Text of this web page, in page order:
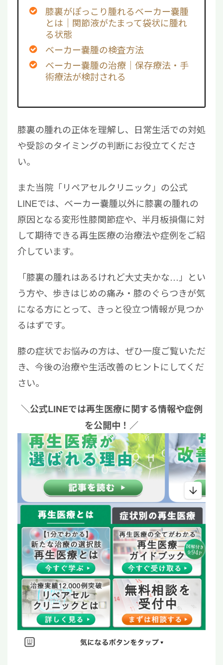
膝裏がぽっこり腫れるベーカー嚢腫
とは｜関節液がたまって袋状に腫れ
る状態
ベーカー嚢腫の検査方法
ベーカー嚢腫の治療｜保存療法・手
術療法が検討される
膝裏の腫れの正体を理解し、日常生活での対処
や受診のタイミングの判断にお役立てくださ
い。
また当院「リペアセルクリニック」の公式
LINEでは、ベーカー嚢腫以外に膝裏の腫れの
原因となる変形性膝関節症や、半月板損傷に対
して期待できる再生医療の治療法や症例をご紹
介しています。
「膝裏の腫れはあるけれど大丈夫かな…」とい
う方や、歩きはじめの痛み・膝のぐらつきが気
になる方にとって、きっと役立つ情報が見つか
るはずです。
膝の症状でお悩みの方は、ぜひ一度ご覧いただ
き、今後の治療や生活改善のヒントにしてくだ
さい。
＼公式LINEでは再生医療に関する情報や症例
を公開中！／